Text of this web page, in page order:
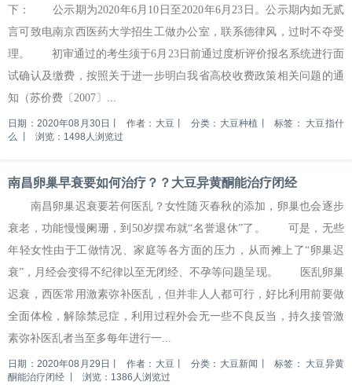
下： 公示期为2020年6月10日至2020年6月23日。公示期内如无贰
言可致电南京西医药大学招生工做办公室，联系德律风，过时不夺受
理。 初审通过的考生须于6月23日前通过度析评价报名系统进行面
试确认及缴费，按照关于进一步明白我省高校收费政策相关问题的通
知（苏价费〔2007〕...
日期：2020年08月30日 作者：大豆 分类：大豆种植 标签： 大豆指什
么
浏览：1498人浏览过
南昌卵巢早衰要如何治疗？？大豆异黄酮能治疗闭经
南昌卵巢迟衰要若何医乱？女性随灭春秋的添加，卵巢也会逐步
衰老，功能慢慢阑珊，到50岁摆布就“名誉退休”了。 可是，无些
年轻女性由于工做情况、家庭等各方面的压力，从而摊上了“卵巢迟
衰”，月经会变得不纪律以至无闭经、不孕等问题呈现。 医乱卵巢
迟衰，西医常用激素弥补医乱，但并非人人都可行，好比利用前要做
全面体检，解除禁忌症，利用过程外会无一些不良反当，持久接管激
素弥补医乱者当至多每年进行一...
日期：2020年08月29日 作者：大豆 分类：大豆新闻 标签： 大豆异黄
酮能治疗闭经
浏览：1386人浏览过